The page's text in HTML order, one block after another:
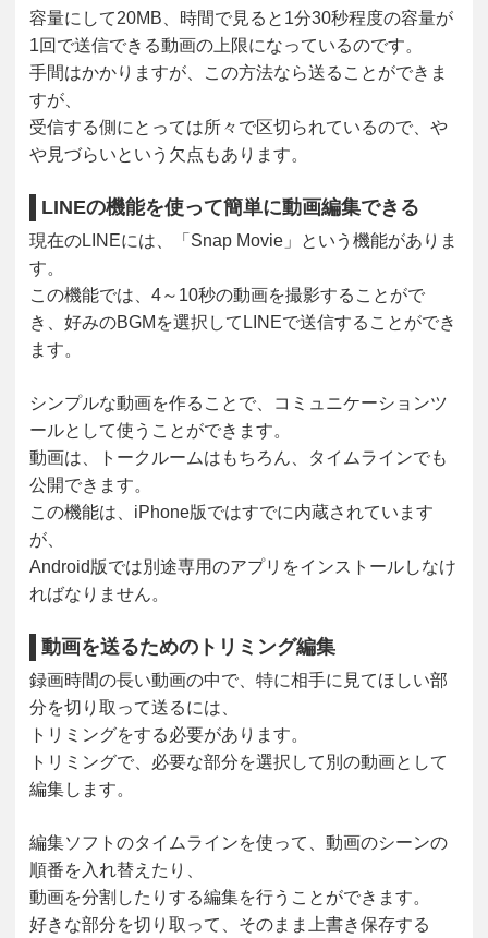
容量にして20MB、時間で見ると1分30秒程度の容量が
1回で送信できる動画の上限になっているのです。
手間はかかりますが、この方法なら送ることができま
すが、
受信する側にとっては所々で区切られているので、や
や見づらいという欠点もあります。
LINEの機能を使って簡単に動画編集できる
現在のLINEには、「Snap Movie」という機能がありま
す。
この機能では、4～10秒の動画を撮影することがで
き、好みのBGMを選択してLINEで送信することができ
ます。
シンプルな動画を作ることで、コミュニケーションツ
ールとして使うことができます。
動画は、トークルームはもちろん、タイムラインでも
公開できます。
この機能は、iPhone版ではすでに内蔵されています
が、
Android版では別途専用のアプリをインストールしなけ
ればなりません。
動画を送るためのトリミング編集
録画時間の長い動画の中で、特に相手に見てほしい部
分を切り取って送るには、
トリミングをする必要があります。
トリミングで、必要な部分を選択して別の動画として
編集します。
編集ソフトのタイムラインを使って、動画のシーンの
順番を入れ替えたり、
動画を分割したりする編集を行うことができます。
好きな部分を切り取って、そのまま上書き保存する